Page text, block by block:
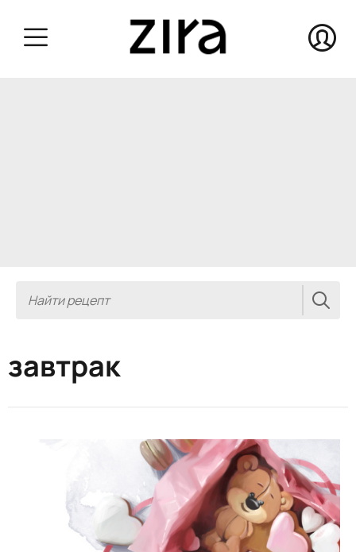
завтрак